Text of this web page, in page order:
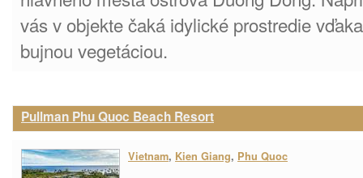
vás v objekte čaká idylické prostredie
bujnou vegetáciou.
Pullman Phu Quoc Beach Resort
Vietnam, Kien Giang, Phu Quoc